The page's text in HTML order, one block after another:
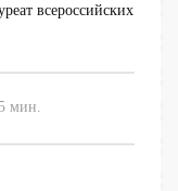
всероссийских
мин.